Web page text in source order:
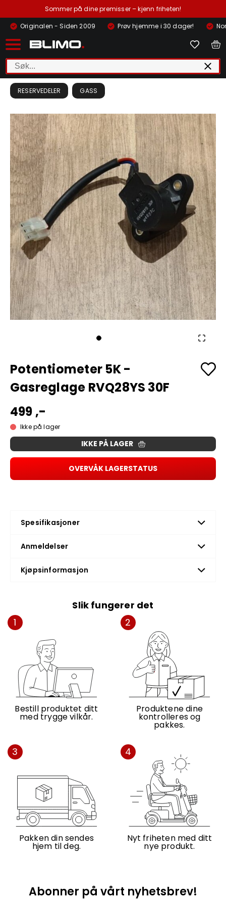
Sommer på dine premisser – kjenn friheten!
Originalen - Siden 2009
Prøv hjemme i 30 dager!
RESERVEDELER GASS
Potentiometer 5K -
Gasreglage RVQ28YS 30F
499 ,-
Ikke på lager
IKKE PÅ LAGER
OVERVÅK LAGERSTATUS
Spesifikasjoner
Anmeldelser
Kjøpsinformasjon
Slik fungerer det
1
Bestill produktet ditt
med trygge vilkår.
2
Produktene dine
kontrolleres og
pakkes.
3
Pakken din sendes
hjem til deg.
4
Nyt friheten med ditt
nye produkt.
Abonner på vårt nyhetsbrev!